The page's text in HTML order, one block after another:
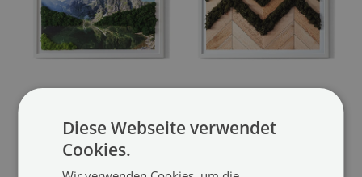
Tatra-gebirge morskie oko
(#omh-00074477)
Fischgrät-dielen
Diese Webseite verwendet
Cookies.